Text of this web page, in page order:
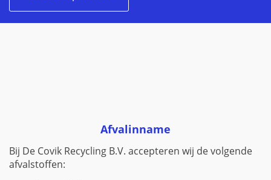
Afvalinname
Bij De Covik Recycling B.V. accepteren wij de volgende
afvalstoffen: